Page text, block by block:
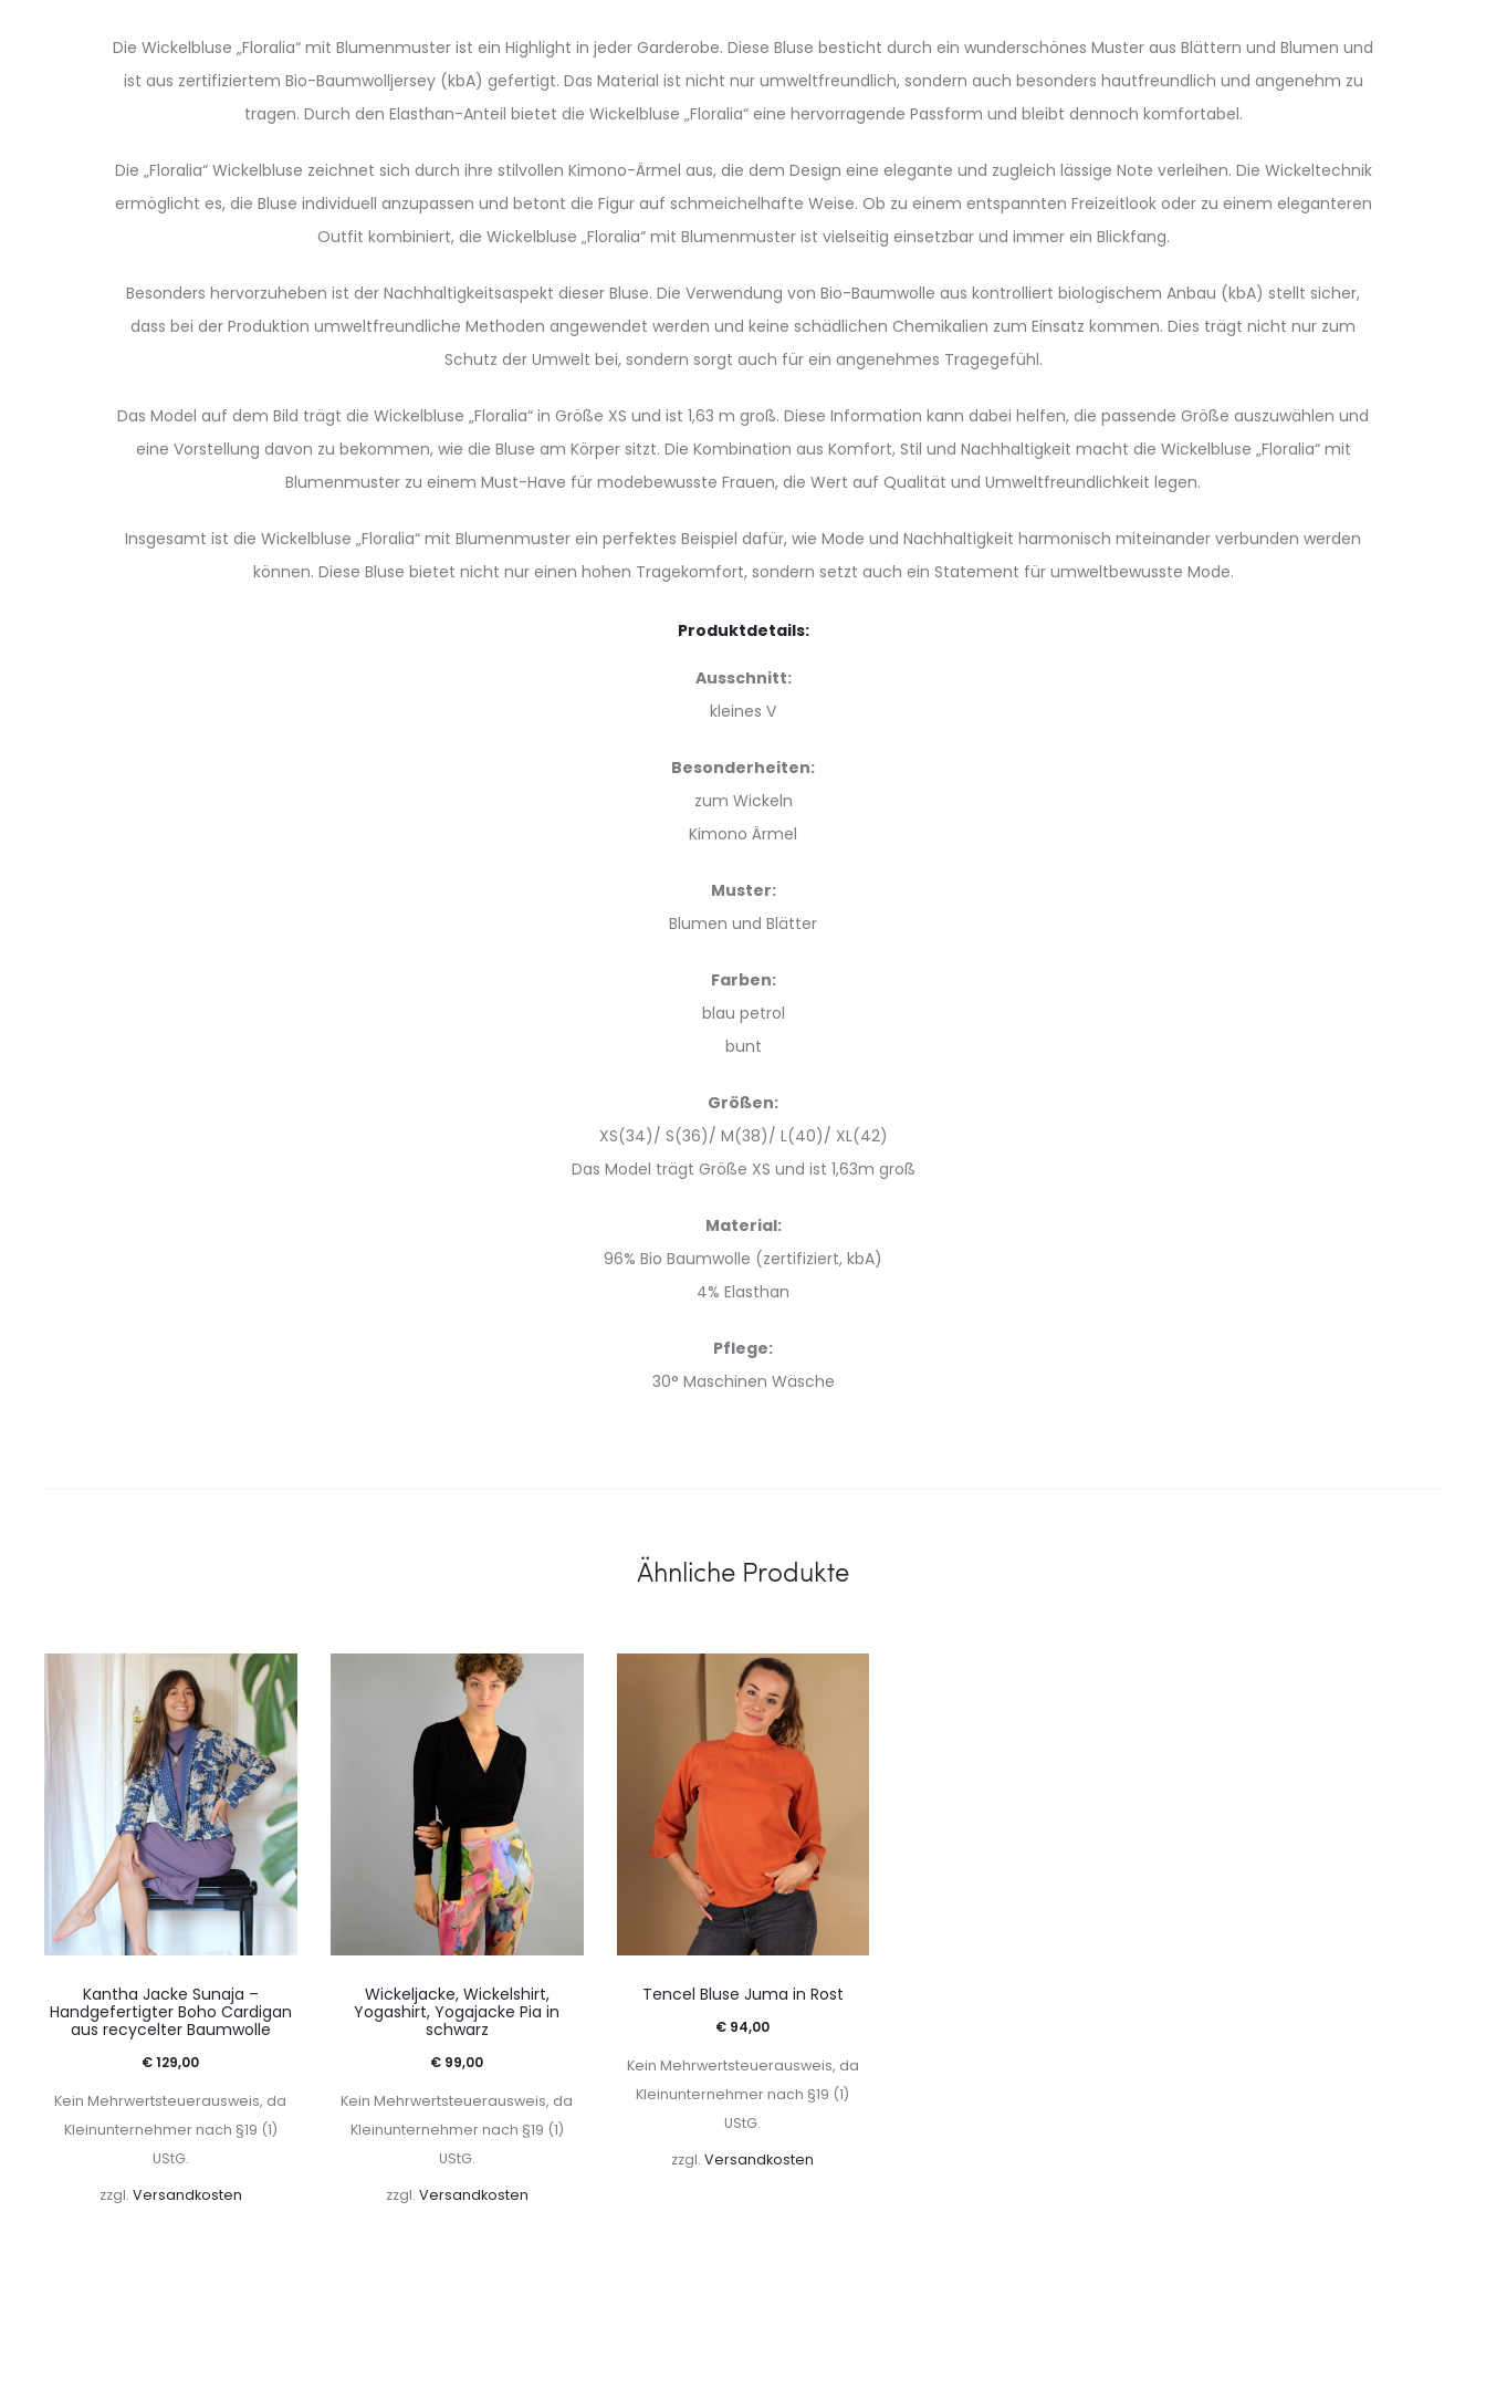
Die Wickelbluse „Floralia“ mit Blumenmuster ist ein Highlight in jeder Garderobe. Diese Bluse besticht durch ein wunderschönes Muster aus Blättern und Blumen und
ist aus zertifiziertem Bio-Baumwolljersey (kbA) gefertigt. Das Material ist nicht nur umweltfreundlich, sondern auch besonders hautfreundlich und angenehm zu
tragen. Durch den Elasthan-Anteil bietet die Wickelbluse „Floralia“ eine hervorragende Passform und bleibt dennoch komfortabel.
Die „Floralia“ Wickelbluse zeichnet sich durch ihre stilvollen Kimono-Ärmel aus, die dem Design eine elegante und zugleich lässige Note verleihen. Die Wickeltechnik
ermöglicht es, die Bluse individuell anzupassen und betont die Figur auf schmeichelhafte Weise. Ob zu einem entspannten Freizeitlook oder zu einem eleganteren
Outfit kombiniert, die Wickelbluse „Floralia“ mit Blumenmuster ist vielseitig einsetzbar und immer ein Blickfang.
Besonders hervorzuheben ist der Nachhaltigkeitsaspekt dieser Bluse. Die Verwendung von Bio-Baumwolle aus kontrolliert biologischem Anbau (kbA) stellt sicher,
dass bei der Produktion umweltfreundliche Methoden angewendet werden und keine schädlichen Chemikalien zum Einsatz kommen. Dies trägt nicht nur zum
Schutz der Umwelt bei, sondern sorgt auch für ein angenehmes Tragegefühl.
Das Model auf dem Bild trägt die Wickelbluse „Floralia“ in Größe XS und ist 1,63 m groß. Diese Information kann dabei helfen, die passende Größe auszuwählen und
eine Vorstellung davon zu bekommen, wie die Bluse am Körper sitzt. Die Kombination aus Komfort, Stil und Nachhaltigkeit macht die Wickelbluse „Floralia“ mit
Blumenmuster zu einem Must-Have für modebewusste Frauen, die Wert auf Qualität und Umweltfreundlichkeit legen.
Insgesamt ist die Wickelbluse „Floralia“ mit Blumenmuster ein perfektes Beispiel dafür, wie Mode und Nachhaltigkeit harmonisch miteinander verbunden werden
können. Diese Bluse bietet nicht nur einen hohen Tragekomfort, sondern setzt auch ein Statement für umweltbewusste Mode.
Produktdetails:
Ausschnitt:
kleines V
Besonderheiten:
zum Wickeln
Kimono Ärmel
Muster:
Blumen und Blätter
Farben:
blau petrol
bunt
Größen:
XS(34)/ S(36)/ M(38)/ L(40)/ XL(42)
Das Model trägt Größe XS und ist 1,63m groß
Material:
96% Bio Baumwolle (zertifiziert, kbA)
4% Elasthan
Pflege:
30° Maschinen Wäsche
Ähnliche Produkte
Kantha Jacke Sunaja –
Handgefertigter Boho Cardigan
aus recycelter Baumwolle
€129,00
Kein Mehrwertsteuerausweis, da
Kleinunternehmer nach §19 (1)
UStG.
zzgl. Versandkosten
Wickeljacke, Wickelshirt,
Yogashirt, Yogajacke Pia in
schwarz
€ 99,00
Kein Mehrwertsteuerausweis, da
Kleinunternehmer nach §19 (1)
UStG.
zzgl. Versandkosten
Tencel Bluse Juma in Rost
€ 94,00
Kein Mehrwertsteuerausweis, da
Kleinunternehmer nach §19 (1)
UStG.
zzgl.Versandkosten